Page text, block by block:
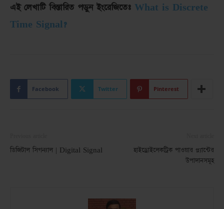
এই লেখাটি বিস্তারিত পড়ুন ইংরেজিতেঃ What is Discrete
Time Signal?
Facebook Twitter Pinterest
ডিজিটাল সিগন্যাল | Digital Signal
হাইড্রোইলেকট্রিক পাওয়ার প্ল্যান্টের
উপাদানসমূহ